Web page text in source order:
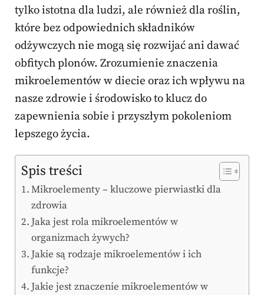
tylko istotna dla ludzi, ale również dla roślin,
które bez odpowiednich składników
odżywczych nie mogą się rozwijać ani dawać
obfitych plonów. Zrozumienie znaczenia
mikroelementów w diecie oraz ich wpływu na
nasze zdrowie i środowisko to klucz do
zapewnienia sobie i przyszłym pokoleniom
lepszego życia.
Spis treści
Mikroelementy – kluczowe pierwiastki dla
zdrowia
Jaka jest rola mikroelementów w
organizmach żywych?
Jakie są rodzaje mikroelementów i ich
funkcje?
Jakie jest znaczenie mikroelementów w